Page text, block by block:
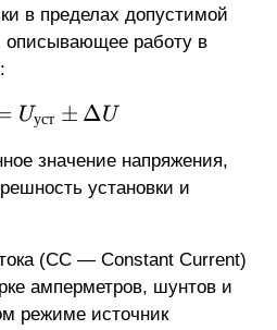
в пределах допустимой
описывающее работу в
U_{\text{вых}} =
Uуст ± ΔU
значение напряжения,
установки и
(CC — Constant Current)
амперметров, шунтов и
режиме источник